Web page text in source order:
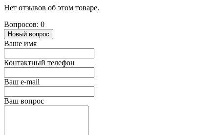
Нет отзывов об этом товаре.
Вопросов: 0
Новый вопрос
Ваше имя
Контактный телефон
Ваш e-mail
Ваш вопрос